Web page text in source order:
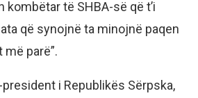
kombëtar të SHBA-së që t’i
që synojnë ta minojnë paqen
parë”.
i Republikës Sërpska,